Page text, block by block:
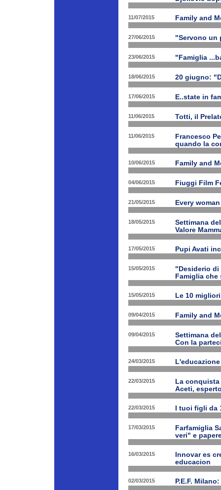
11/07/2015 Family and
27/06/2015 "Servono un
23/06/2015 "Famiglia
18/06/2015 20 giugno:
17/06/2015 E..state in
11/06/2015 Totti, il
11/06/2015
Francesco
quando la
10/06/2015 Family and
04/06/2015 Fiuggi Film
21/05/2015 Every
18/05/2015
Settimana
Valore
17/05/2015 Pupi Avati
15/05/2015
"Desiderio di
Famiglia che
15/05/2015 Le 10
09/04/2015 Family and
09/04/2015
Settimana
Con la
24/03/2015
22/03/2015
La
Aceti,
22/03/2015 I tuoi figli da
17/03/2015
Farfamiglia
veri" e
16/03/2015
Innovar es
educacion
02/03/2015 P.E.F.